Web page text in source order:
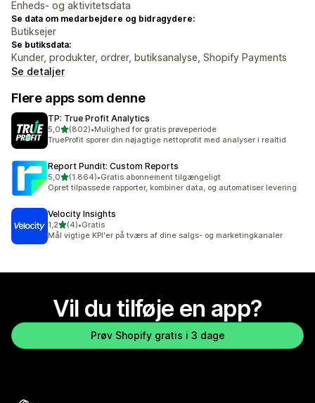
Enheds- og aktivitetsdata
Se data om medarbejdere og bidragydere:
Butiksejer
Se butiksdata:
Kunder, produkter, ordrer, butiksanalyse, Shopify Payments
Se detaljer
Flere apps som denne
TP: True Profit Analytics
5,0ud af 5 stjerner
(802)
802 anmeldelser i alt
•Mulighed for gratis prøveperiode
TrueProfit sporer din nøjagtige nettoprofit med analyser i realtid
Report Pundit: Custom Reports
5,0ud af 5 stjerner
(1.864)
1864 anmeldelser i alt
•Gratis abonnement tilgængeligt
Opret tilpassede rapporter, kombiner data, og automatiser levering
Velocity Insights
1,2ud af 5 stjerner
(4)
4 anmeldelser i alt
•Gratis
Mål vigtige KPI'er på tværs af dine salgs- og marketingkanaler
Vil du tilføje en app?
Prøv Shopify gratis i 3 dage